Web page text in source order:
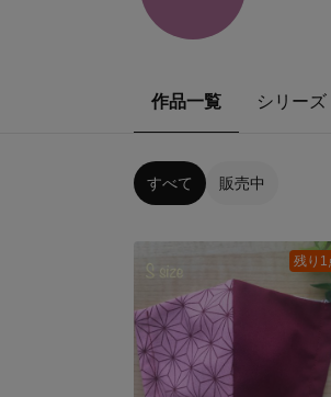
作品一覧 シリーズ
すべて 販売中
残り1